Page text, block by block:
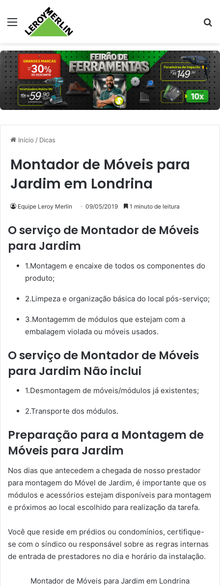
Menu
Início / Dicas
Montador de Móveis para
Jardim em Londrina
Equipe Leroy Merlin 09/05/2019 1 minuto de leitura
O serviço de Montador de Móveis
para Jardim
1.Montagem e encaixe de todos os componentes do
produto;
2.Limpeza e organização básica do local pós-serviço;
3.Montagemm de módulos que estejam com a
embalagem violada ou móveis usados.
O serviço de Montador de Móveis
para Jardim Não inclui
1.Desmontagem de móveis/módulos já existentes;
2.Transporte dos módulos.
Preparação para a Montagem de
Móveis para Jardim
Nos dias que antecedem a chegada de nosso prestador
para montagem do Móvel de Jardim, é importante que os
módulos e acessórios estejam disponíveis para montagem
e próximos ao local escolhido para realização da tarefa.
Você que reside em prédios ou condomínios, certifique-
se com o síndico ou responsável sobre as regras internas
de entrada de prestadores no dia e horário da instalação.
Montador de Móveis para Jardim em Londrina